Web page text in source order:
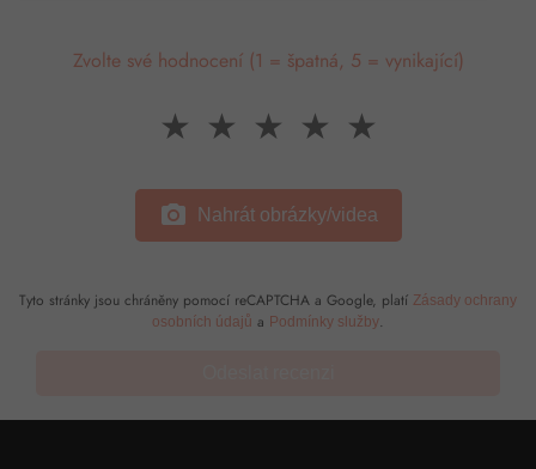
Zvolte své hodnocení (1 = špatná, 5 = vynikající)
★
★
★
★
★
photo_camera Nahrát obrázky/videa
Tyto stránky jsou chráněny pomocí reCAPTCHA a Google, platí Zásady ochrany
osobních údajů a Podmínky služby.